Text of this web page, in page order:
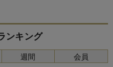
ンキング
週間 会員